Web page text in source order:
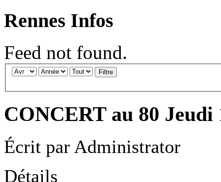
Rennes Infos
Feed not found.
Filtre
CONCERT au 80
Écrit par Administrator
Détails